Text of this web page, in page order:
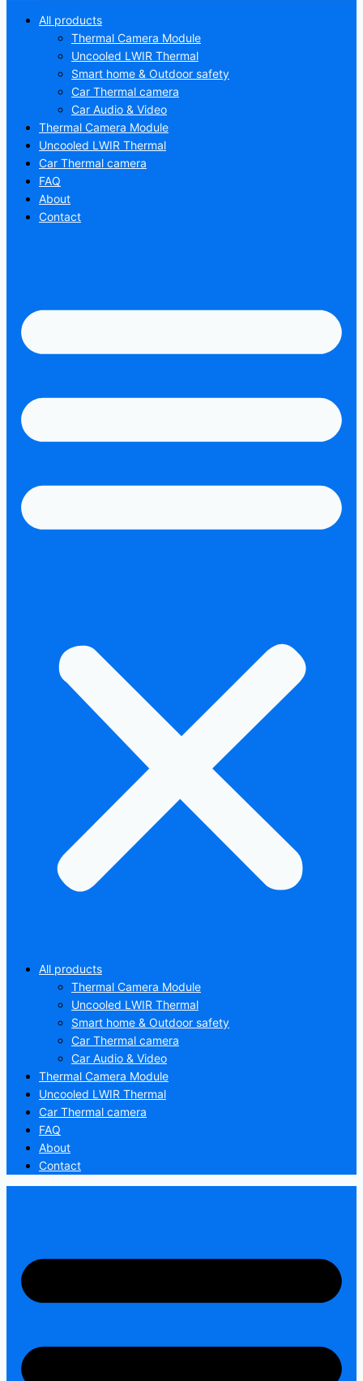
All products
Thermal Camera Module
Uncooled LWIR Thermal
Smart home & Outdoor safety
Car Thermal camera
Car Audio & Video
Thermal Camera Module
Uncooled LWIR Thermal
Car Thermal camera
FAQ
About
Contact
All products
Thermal Camera Module
Uncooled LWIR Thermal
Smart home & Outdoor safety
Car Thermal camera
Car Audio & Video
Thermal Camera Module
Uncooled LWIR Thermal
Car Thermal camera
FAQ
About
Contact